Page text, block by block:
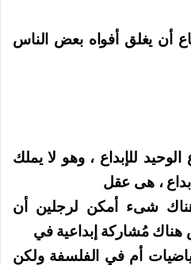
أن يغلق أفواه بعض الناس
الوحيد للإبداع ، وهو لا يملك
، هى عقل
شىء أمكن لرجلين أن
هناك مُشاركة إبداعية في
أم في الفلسفة ولكن